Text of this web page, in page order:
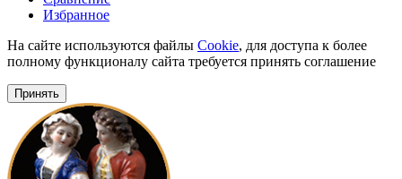
Избранное
На сайте используются файлы Cookie, для доступа к более
полному функционалу сайта требуется принять соглашение
Принять